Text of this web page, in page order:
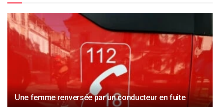
Une femme renversée par un conducteur en fuite